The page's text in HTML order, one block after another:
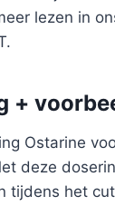
lezen in
+
Ostarine
deze
tijdens het